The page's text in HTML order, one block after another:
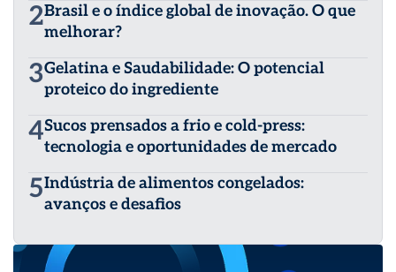
2Brasil e o índice global de inovação. O que
melhorar?
3Gelatina e Saudabilidade: O potencial
proteico do ingrediente
4Sucos prensados a frio e cold-press:
tecnologia e oportunidades de mercado
5Indústria de alimentos congelados:
avanços e desafios